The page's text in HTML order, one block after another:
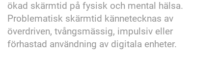
ökad skärmtid på fysisk och mental hälsa.
Problematisk skärmtid kännetecknas av
överdriven, tvångsmässig, impulsiv eller
förhastad användning av digitala enheter.